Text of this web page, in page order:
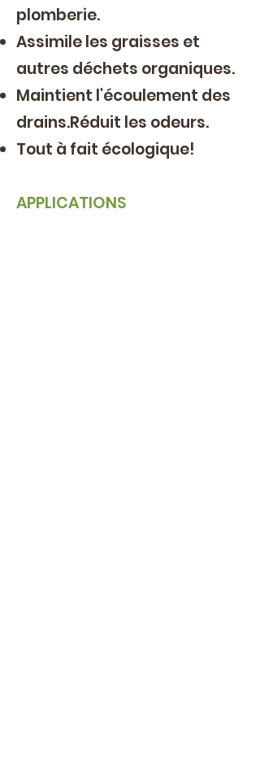
plomberie.
Assimile les graisses et
autres déchets organiques.
Maintient l'écoulement des
drains.Réduit les odeurs.
Tout à fait écologique!
APPLICATIONS